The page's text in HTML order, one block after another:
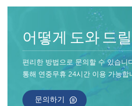
어떻게 도와 드
편리한 방법으로 문의할 수 있습니
통해 연중무휴 24시간 이용 가능합
문의하기